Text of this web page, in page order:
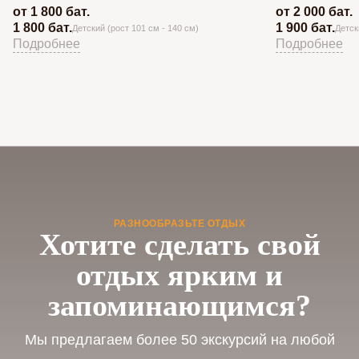
от 1 800 бат.
1 800 бат.Детский (рост 101 см - 140 см)
Подробнее
от 2 000 бат.
1 900 бат.
Подробнее
РАЗНООБРАЗЬТЕ ОТДЫХ
Хотите сделать свой
отдых ярким и
запоминающимся?
Мы предлагаем более 50 экскурсий на любой